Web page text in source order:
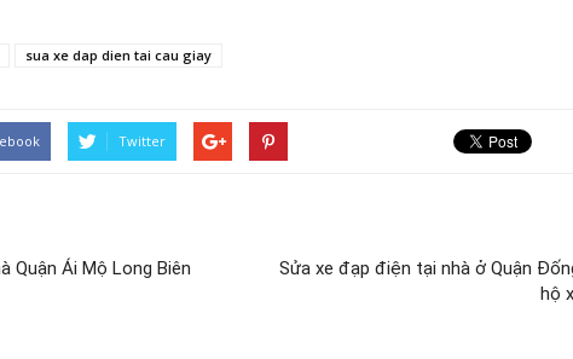
sua xe dap dien tai cau giay
Twitter
Quận Ái Mộ Long Biên
Sửa xe đạp điện tại nhà ở Quận
hộ